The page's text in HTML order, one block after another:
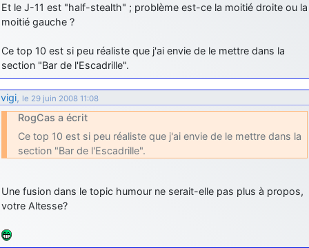
d9pouces: Désolé ! Mon filtrage a été un peu trop violent
tout voir
Et le J-11 est "half-stealth" ; problème est-ce la moitié droite ou la
moitié gauche ?
Ce top 10 est si peu réaliste que j'ai envie de le mettre dans la
section "Bar de l'Escadrille".
vigi, le 29 juin 2008 11:08
RogCas a écrit
Ce top 10 est si peu réaliste que j'ai envie de le mettre dans la
section "Bar de l'Escadrille".
Une fusion dans le topic humour ne serait-elle pas plus à propos,
votre Altesse?